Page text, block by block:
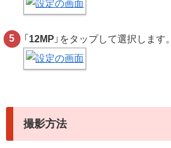
「 12MP 」をタップして選択します。
撮影方法